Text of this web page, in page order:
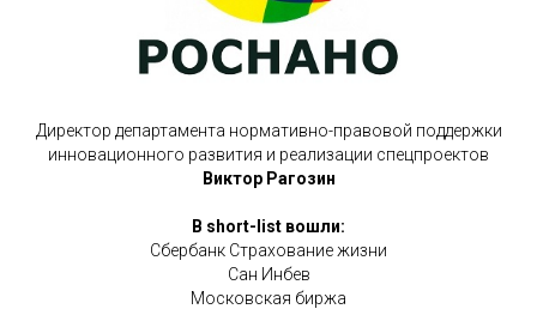
Директор департамента нормативно-правовой поддержки
инновационного развития и реализации спецпроектов
Виктор Рагозин
В short-list вошли:
Сбербанк Страхование жизни
Сан Инбев
Московская биржа